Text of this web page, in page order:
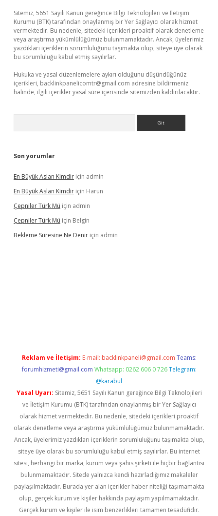
Sitemiz, 5651 Sayılı Kanun gereğince Bilgi Teknolojileri ve İletişim
Kurumu (BTK) tarafından onaylanmış bir Yer Sağlayıcı olarak hizmet
vermektedir. Bu nedenle, sitedeki içerikleri proaktif olarak denetleme
veya araştırma yükümlülüğümüz bulunmamaktadır. Ancak, üyelerimiz
yazdıkları içeriklerin sorumluluğunu taşımakta olup, siteye üye olarak
bu sorumluluğu kabul etmiş sayılırlar.
Hukuka ve yasal düzenlemelere aykırı olduğunu düşündüğünüz
içerikleri, backlinkpanelicomtr@gmail.com adresine bildirmeniz
halinde, ilgili içerikler yasal süre içerisinde sitemizden kaldırılacaktır.
Son yorumlar
En Büyük Aslan Kimdir için admin
En Büyük Aslan Kimdir için Harun
Çepniler Türk Mü için admin
Çepniler Türk Mü için Belgin
Bekleme Süresine Ne Denir için admin
Reklam ve İletişim: E-mail: backlinkpaneli@gmail.com Teams:
forumhizmeti@gmail.com Whatsapp: 0262 606 0 726 Telegram:
@karabul
Yasal Uyarı: Sitemiz, 5651 Sayılı Kanun gereğince Bilgi Teknolojileri
ve İletişim Kurumu (BTK) tarafından onaylanmış bir Yer Sağlayıcı
olarak hizmet vermektedir. Bu nedenle, sitedeki içerikleri proaktif
olarak denetleme veya araştırma yükümlülüğümüz bulunmamaktadır.
Ancak, üyelerimiz yazdıkları içeriklerin sorumluluğunu taşımakta olup,
siteye üye olarak bu sorumluluğu kabul etmiş sayılırlar. Bu internet
sitesi, herhangi bir marka, kurum veya şahıs şirketi ile hiçbir bağlantısı
bulunmamaktadır. Sitede yalnızca kendi hazırladığımız makaleler
paylaşılmaktadır. Burada yer alan içerikler haber niteliği taşımamakta
olup, gerçek kurum ve kişiler hakkında paylaşım yapılmamaktadır.
Gerçek kurum ve kişiler ile isim benzerlikleri tamamen tesadüfidir.